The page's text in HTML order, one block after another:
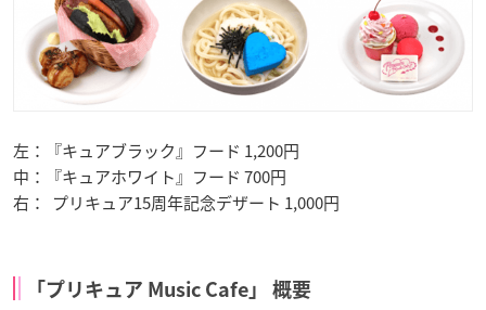
左：『キュアブラック』フード 1,200円
中：『キュアホワイト』フード 700円
右： プリキュア15周年記念デザート 1,000円
「プリキュア Music Cafe」 概要